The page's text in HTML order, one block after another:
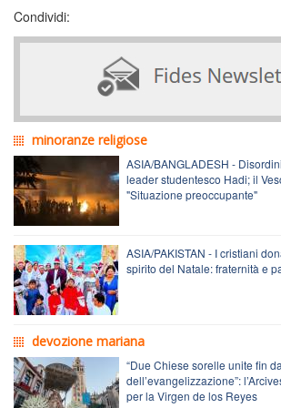
Condividi:
minoranze religiose
ASIA/BANGLADESH -
leader studentesco Hadi; il
"Situazione preoccupante"
ASIA/PAKISTAN - I cristiani
spirito del Natale: fraternità e
devozione mariana
“Due Chiese sorelle unite fin
dell’evangelizzazione”:
per la Virgen de los Reyes